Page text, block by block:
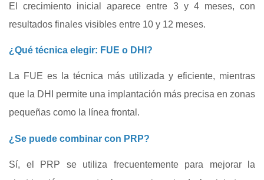
El crecimiento inicial aparece entre 3 y 4 meses, con
resultados finales visibles entre 10 y 12 meses.
¿Qué técnica elegir: FUE o DHI?
La FUE es la técnica más utilizada y eficiente, mientras
que la DHI permite una implantación más precisa en zonas
pequeñas como la línea frontal.
¿Se puede combinar con PRP?
Sí, el PRP se utiliza frecuentemente para mejorar la